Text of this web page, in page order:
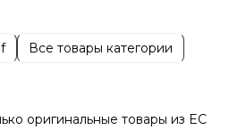
Все товары категории
оригинальные товары из EC